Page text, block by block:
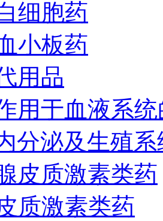
细胞药
小板药
用品
用于血液系
分泌及生殖
皮质激素类药
质激素类药